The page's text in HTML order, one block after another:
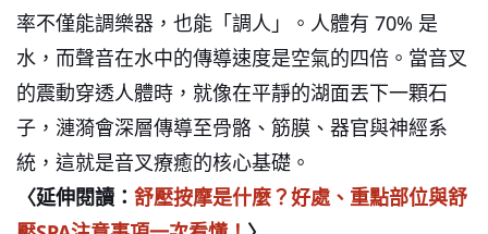
率不僅能調樂器，也能「調人」。人體有 70% 是
水，而聲音在水中的傳導速度是空氣的四倍。當音叉
的震動穿透人體時，就像在平靜的湖面丟下一顆石
子，漣漪會深層傳導至骨骼、筋膜、器官與神經系
統，這就是音叉療癒的核心基礎。
〈延伸閱讀： 舒壓按摩是什麼？好處、重點部位與舒